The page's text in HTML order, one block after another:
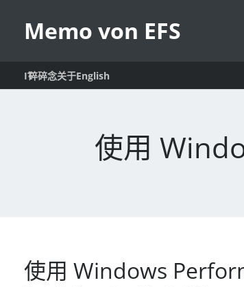
Memo von EFS
IT碎碎念关于English
使用
使用 Windows